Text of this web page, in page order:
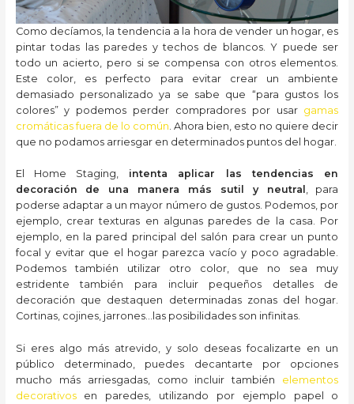
Como decíamos, la tendencia a la hora de vender un hogar, es
pintar todas las paredes y techos de blancos. Y puede ser
todo un acierto, pero si se compensa con otros elementos.
Este color, es perfecto para evitar crear un ambiente
demasiado personalizado ya se sabe que “para gustos los
colores” y podemos perder compradores por usargamas
cromáticas fuera de lo común . Ahora bien, esto no quiere decir
que no podamos arriesgar en determinados puntos del hogar.
El Home Staging, intenta aplicar las tendencias en
decoración de una manera más sutil y neutral , para
poderse adaptar a un mayor número de gustos. Podemos, por
ejemplo, crear texturas en algunas paredes de la casa. Por
ejemplo, en la pared principal del salón para crear un punto
focal y evitar que el hogar parezca vacío y poco agradable.
Podemos también utilizar otro color, que no sea muy
estridente también para incluir pequeños detalles de
decoración que destaquen determinadas zonas del hogar.
Cortinas, cojines, jarrones…las posibilidades son infinitas.
Si eres algo más atrevido, y solo deseas focalizarte en un
público determinado, puedes decantarte por opciones
mucho más arriesgadas, como incluir también elementos
decorativosen paredes, utilizando por ejemplo papel o